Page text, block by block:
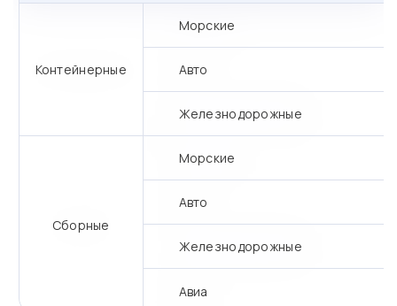
Контейнерные
Морские
Авто
Железнодорожные
Сборные
Морские
Авто
Железнодорожные
Авиа